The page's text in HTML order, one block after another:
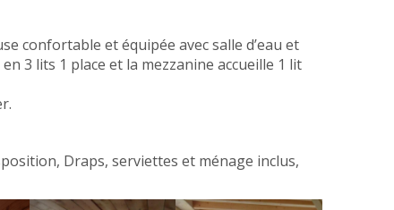
confortable et équipée avec salle d’eau et
3 lits 1 place et la mezzanine accueille 1 lit
Draps, serviettes et ménage inclus,